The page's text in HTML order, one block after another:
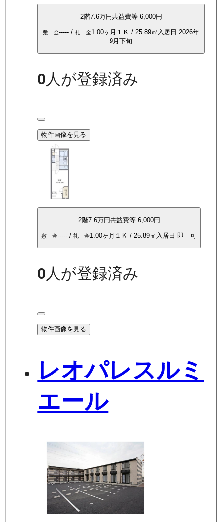
2階7.6万円共益費等 6,000円
敷 金----- / 礼 金1.00ヶ月 １Ｋ / 25.89㎡ 入居日 2026年
9月下旬
0人が登録済み
物件画像を見る
2階7.6万円共益費等 6,000円
敷 金----- /礼 金1.00ヶ月 １Ｋ /25.89㎡ 入居日 即 可
0人が登録済み
物件画像を見る
レオパレスルミ
エール